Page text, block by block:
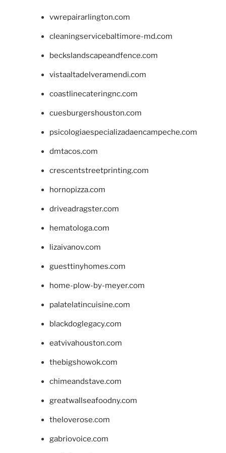
vwrepairarlington.com
cleaningservicebaltimore-md.com
beckslandscapeandfence.com
vistaaltadelveramendi.com
coastlinecateringnc.com
cuesburgershouston.com
psicologiaespecializadaencampeche.com
dmtacos.com
crescentstreetprinting.com
hornopizza.com
driveadragster.com
hematologa.com
lizaivanov.com
guesttinyhomes.com
home-plow-by-meyer.com
palatelatincuisine.com
blackdoglegacy.com
eatvivahouston.com
thebigshowok.com
chimeandstave.com
greatwallseafoodny.com
theloverose.com
gabriovoice.com